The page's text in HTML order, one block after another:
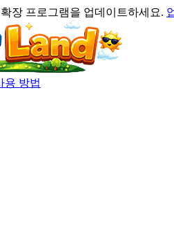
장 프로그램을 업데이트하세요.
용 방법